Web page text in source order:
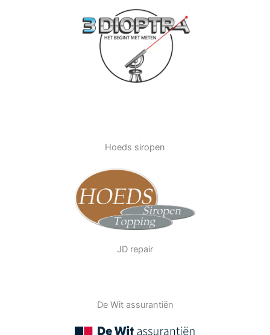
Hoeds siropen
JD repair
De Wit assurantiën